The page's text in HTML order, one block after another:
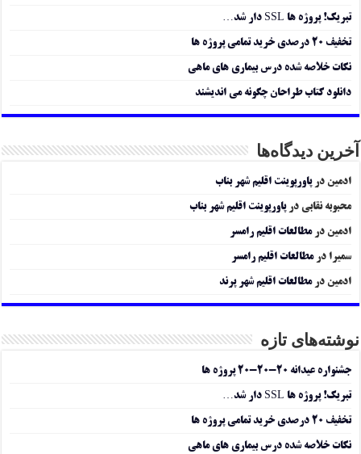
تبریک! پروژه ها SSL دار شد…
تخفیف ۲۰ درصدی خرید تمامی پروژه ها
نکات خلاصه شده درس بیماری های ماهی
دانلود کتاب طراحان چگونه می اندیشند
آخرین دیدگاه‌ها
ادمین درپاورپوینت اقلیم شهر بناب
محبوبه نقابی درپاورپوینت اقلیم شهر بناب
ادمین درمطالعات اقلیم رامسر
سمیرا درمطالعات اقلیم رامسر
ادمین درمطالعات اقلیم شهر پرند
نوشته‌های تازه
جشنواره عیدانه ۲۰-۲۰-۲۰ پروژه ها
تبریک! پروژه ها SSL دار شد…
تخفیف ۲۰ درصدی خرید تمامی پروژه ها
نکات خلاصه شده درس بیماری های ماهی